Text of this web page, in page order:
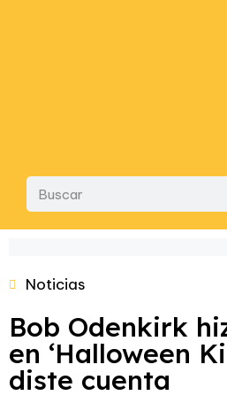
Noticias
Bob Odenkirk
en ‘Halloween
diste cuenta